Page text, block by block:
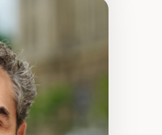
naturelles
territoire